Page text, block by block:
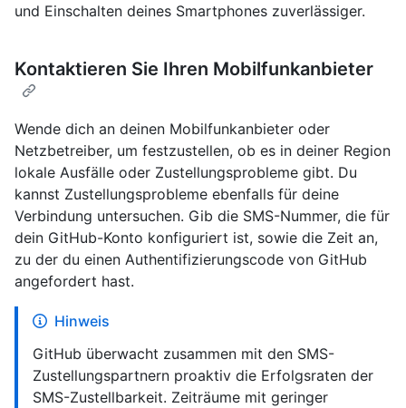
und Einschalten deines Smartphones zuverlässiger.
Kontaktieren Sie Ihren Mobilfunkanbieter
Wende dich an deinen Mobilfunkanbieter oder
Netzbetreiber, um festzustellen, ob es in deiner Region
lokale Ausfälle oder Zustellungsprobleme gibt. Du
kannst Zustellungsprobleme ebenfalls für deine
Verbindung untersuchen. Gib die SMS-Nummer, die für
dein GitHub-Konto konfiguriert ist, sowie die Zeit an,
zu der du einen Authentifizierungscode von GitHub
angefordert hast.
Hinweis
GitHub überwacht zusammen mit den SMS-
Zustellungspartnern proaktiv die Erfolgsraten der
SMS-Zustellbarkeit. Zeiträume mit geringer